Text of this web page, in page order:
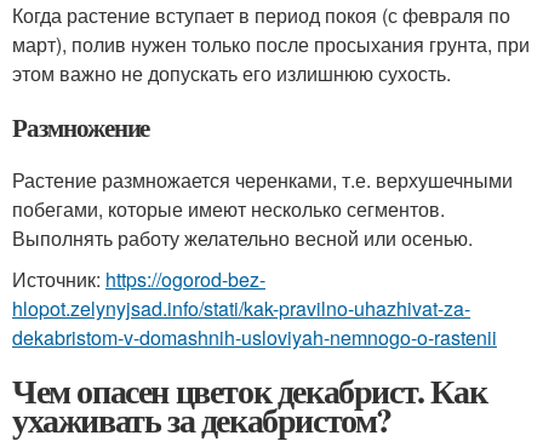
Когда растение вступает в период покоя (с февраля по
март), полив нужен только после просыхания грунта, при
этом важно не допускать его излишнюю сухость.
Размножение
Растение размножается черенками, т.е. верхушечными
побегами, которые имеют несколько сегментов.
Выполнять работу желательно весной или осенью.
Источник: https://ogorod-bez-
hlopot.zelynyjsad.info/stati/kak-pravilno-uhazhivat-za-
dekabristom-v-domashnih-usloviyah-nemnogo-o-rastenii
Чем опасен цветок декабрист. Как
ухаживать за декабристом?